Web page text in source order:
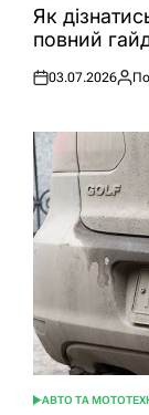
УЯк
повний
Оприлюднено
03.07.2026
ОПУБЛІКУВАТИ
АВТО ТА